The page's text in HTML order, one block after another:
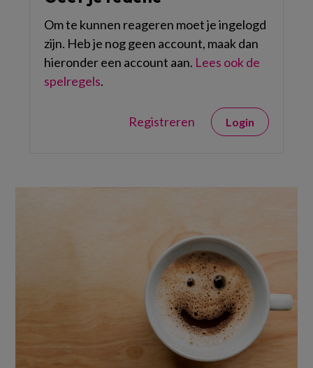
Om te kunnen reageren moet je ingelogd
zijn. Heb je nog geen account, maak dan
hieronder een account aan. Lees ook de
spelregels.
Registreren Login